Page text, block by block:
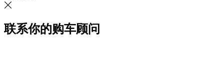
联系你的购车顾问